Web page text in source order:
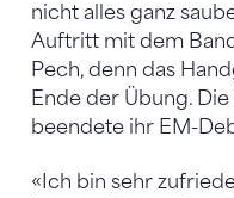
nicht alles ganz
Auftritt mit dem
Pech, denn das
Ende der Übung. Die
beendete ihr EM-
«Ich bin sehr